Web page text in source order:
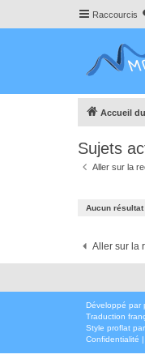
Raccourcis
Accueil
Sujets
Aller sur la
Aucun
Aller sur la
Développé par
Traduction
Style proflat
Confidentialité |